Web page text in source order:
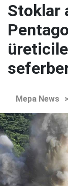
Stoklar
Mepa News >